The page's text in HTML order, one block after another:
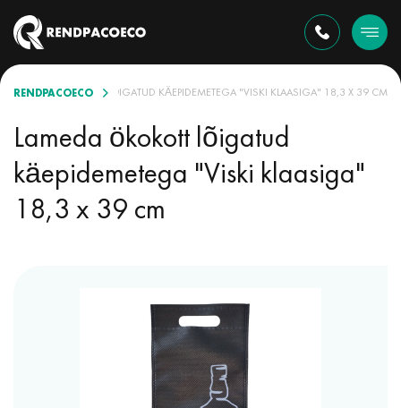
RENDPACOECO
LAMEDA ÖKOKOTT LÕIGATUD KÄEPIDEMETEGA "VISKI KLAASIGA" 18,3 X 39 CM
Lameda ökokott lõigatud
käepidemetega "Viski klaasiga"
18,3 x 39 cm